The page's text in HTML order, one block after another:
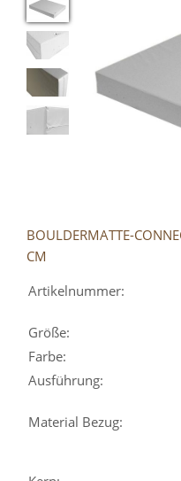
BOULDERMATTE-
M
Artikelnummer:
Größe:
Farbe:
Ausführung:
Material Bezug: